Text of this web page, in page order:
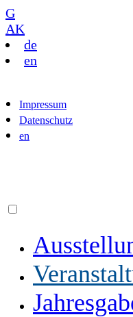
G
AK
de
en
Impressum
Datenschutz
en